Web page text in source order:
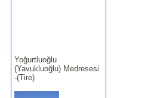
(Yavukluoğlu) Medresesi
-(Tire)